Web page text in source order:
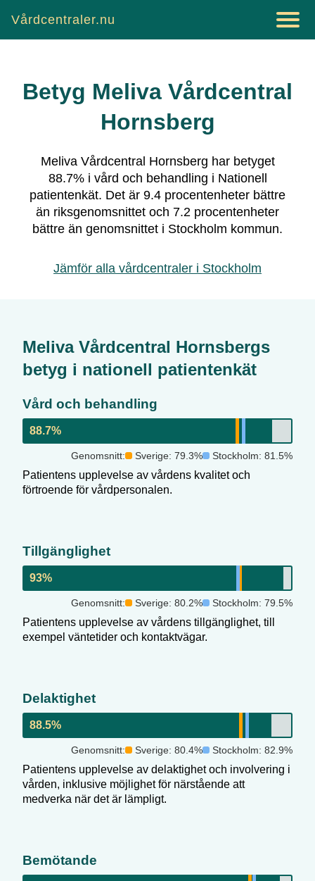
Vårdcentraler.nu
Betyg Meliva Vårdcentral
Hornsberg
Meliva Vårdcentral Hornsberg har betyget
88.7% i vård och behandling i Nationell
patientenkät. Det är 9.4 procentenheter bättre
än riksgenomsnittet och 7.2 procentenheter
bättre än genomsnittet i Stockholm kommun.
Jämför alla vårdcentraler i Stockholm
Meliva Vårdcentral Hornsbergs
betyg i nationell patientenkät
Vård och behandling
88.7%
Genomsnitt: Sverige: 79.3% Stockholm: 81.5%
Patientens upplevelse av vårdens kvalitet och
förtroende för vårdpersonalen.
Tillgänglighet
93%
Genomsnitt: Sverige: 80.2% Stockholm: 79.5%
Patientens upplevelse av vårdens tillgänglighet, till
exempel väntetider och kontaktvägar.
Delaktighet
88.5%
Genomsnitt: Sverige: 80.4% Stockholm: 82.9%
Patientens upplevelse av delaktighet och involvering i
vården, inklusive möjlighet för närstående att
medverka när det är lämpligt.
Bemötande